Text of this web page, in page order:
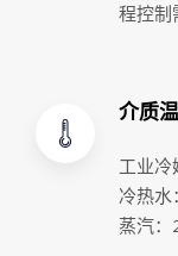
程控制
介质
工业
冷热
蒸汽